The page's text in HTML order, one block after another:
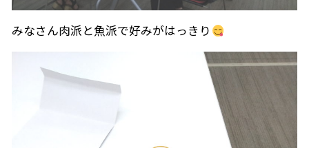
みなさん肉派と魚派で好みがはっきり